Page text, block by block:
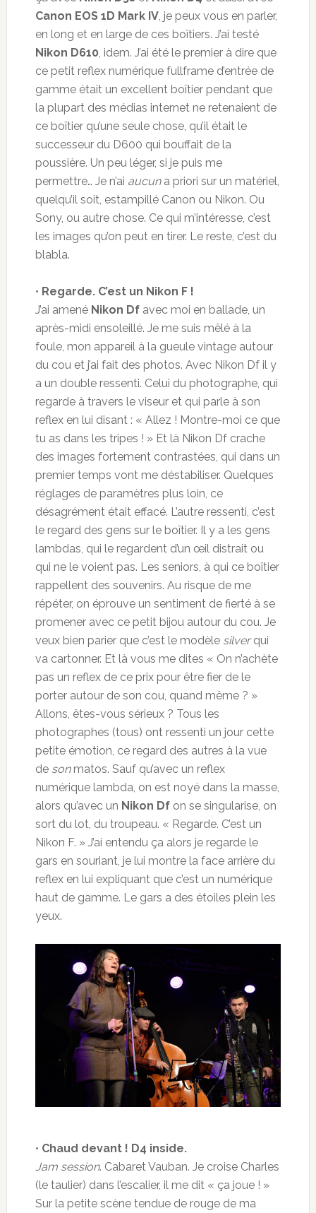
Canon EOS 1D Mark IV, je peux vous en parler,
en long et en large de ces boîtiers. J’ai testé
Nikon D610 , idem. J’ai été le premier à dire que
ce petit reflex numérique fullframe d’entrée de
gamme était un excellent boîtier pendant que
la plupart des médias internet ne retenaient de
ce boîtier qu’une seule chose, qu’il était le
successeur du D600 qui bouffait de la
poussière. Un peu léger, si je puis me
permettre… Je n’ai aucuna priori sur un matériel,
quelqu’il soit, estampillé Canon ou Nikon. Ou
Sony, ou autre chose. Ce qui m’intéresse, c’est
les images qu’on peut en tirer. Le reste, c’est du
blabla.
• Regarde. C’est un Nikon F !
J’ai amené Nikon Dfavec moi en ballade, un
après-midi ensoleillé. Je me suis mêlé à la
foule, mon appareil à la gueule vintage autour
du cou et j’ai fait des photos. Avec Nikon Df il y
a un double ressenti. Celui du photographe, qui
regarde à travers le viseur et qui parle à son
reflex en lui disant : « Allez ! Montre-moi ce que
tu as dans les tripes ! » Et là Nikon Df crache
des images fortement contrastées, qui dans un
premier temps vont me déstabiliser. Quelques
réglages de paramètres plus loin, ce
désagrément était effacé. L’autre ressenti, c’est
le regard des gens sur le boîtier. Il y a les gens
lambdas, qui le regardent d’un œil distrait ou
qui ne le voient pas. Les seniors, à qui ce boîtier
rappellent des souvenirs. Au risque de me
répéter, on éprouve un sentiment de fierté à se
promener avec ce petit bijou autour du cou. Je
veux bien parier que c’est le modèle silverqui
va cartonner. Et là vous me dites « On n’achète
pas un reflex de ce prix pour être fier de le
porter autour de son cou, quand même ? »
Allons, êtes-vous sérieux ? Tous les
photographes (tous) ont ressenti un jour cette
petite émotion, ce regard des autres à la vue
de sonmatos. Sauf qu’avec un reflex
numérique lambda, on est noyé dans la masse,
alors qu’avec un Nikon Dfon se singularise, on
sort du lot, du troupeau. « Regarde. C’est un
Nikon F. » J’ai entendu ça alors je regarde le
gars en souriant, je lui montre la face arrière du
reflex en lui expliquant que c’est un numérique
haut de gamme. Le gars a des étoiles plein les
yeux.
• Chaud devant ! D4 inside.
Jam session. Cabaret Vauban. Je croise Charles
(le taulier) dans l’escalier, il me dit « ça joue ! »
Sur la petite scène tendue de rouge de ma